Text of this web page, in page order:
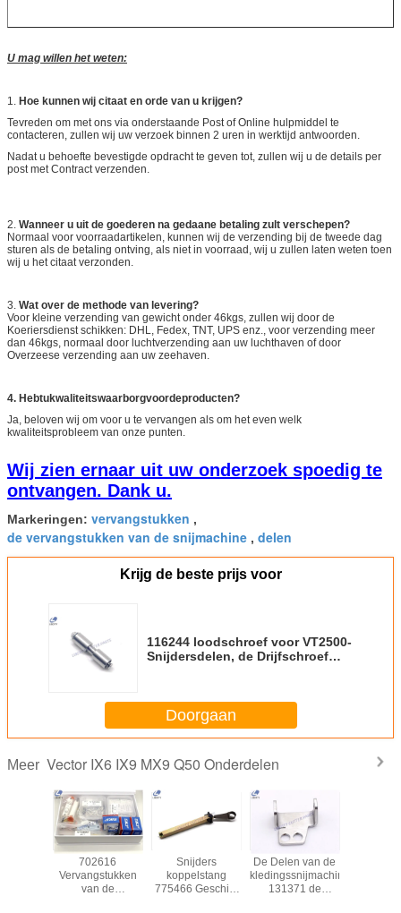
U mag willen het weten:
1. Hoe kunnen wij citaat en orde van u krijgen?
Tevreden om met ons via onderstaande Post of Online hulpmiddel te
contacteren, zullen wij uw verzoek binnen 2 uren in werktijd antwoorden.
Nadat u behoefte bevestigde opdracht te geven tot, zullen wij u de details per
post met Contract verzenden.
2. Wanneer u uit de goederen na gedaane betaling zult verschepen?
Normaal voor voorraadartikelen, kunnen wij de verzending bij de tweede dag
sturen als de betaling ontving, als niet in voorraad, wij u zullen laten weten toen
wij u het citaat verzonden.
3. Wat over de methode van levering?
Voor kleine verzending van gewicht onder 46kgs, zullen wij door de
Koeriersdienst schikken: DHL, Fedex, TNT, UPS enz., voor verzending meer
dan 46kgs, normaal door luchtverzending aan uw luchthaven of door
Overzeese verzending aan uw zeehaven.
4. Hebtukwaliteitswaarborgvoordeproducten?
Ja, beloven wij om voor u te vervangen als om het even welk
kwaliteitsprobleem van onze punten.
Wij zien ernaar uit uw onderzoek spoedig te
ontvangen. Dank u.
Markeringen: vervangstukken ,
de vervangstukken van de snijmachine , delen
Krijg de beste prijs voor
116244 loodschroef voor VT2500-
Snijdersdelen, de Drijfschroef
Doorgaan
Meer Vector IX6 IX9 MX9 Q50 Onderdelen
702616
Vervangstukken
van de
Snijders
koppelstang
775466 Geschikt
De Delen van de
kledingssnijmachine
131371 de